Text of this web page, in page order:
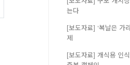
는다
[보도자료] ‘복날은 가
제
[보도자료] 개식용 인